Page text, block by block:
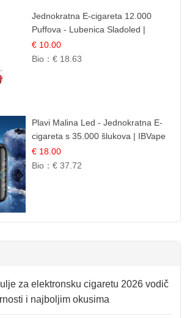
Jednokratna E-cigareta 12.000
Puffova - Lubenica Sladoled |
Ljetna Desertna Aroma
€ 10.00
Bio：€ 18.63
Plavi Malina Led - Jednokratna E-
cigareta s 35.000 šlukova | IBVape
€ 18.00
Bio：€ 37.72
za elektronsku cigaretu 2026 vodič
i najboljim okusima